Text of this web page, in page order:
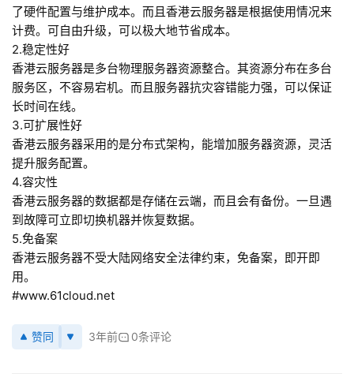
优
速
盾
动
态
登录 注册
了硬件配置与维护成本。而且香港云服务器是根据使用情况来
计费。可自由升级，可以极大地节省成本。
2.稳定性好
香港云服务器是多台物理服务器资源整合。其资源分布在多台
服务区，不容易宕机。而且服务器抗灾容错能力强，可以保证
长时间在线。
3.可扩展性好
香港云服务器采用的是分布式架构，能增加服务器资源，灵活
提升服务配置。
4.容灾性
香港云服务器的数据都是存储在云端，而且会有备份。一旦遇
到故障可立即切换机器并恢复数据。
5.免备案
香港云服务器不受大陆网络安全法律约束，免备案，即开即
用。
#www.61cloud.net
赞同 3年前 0条评论